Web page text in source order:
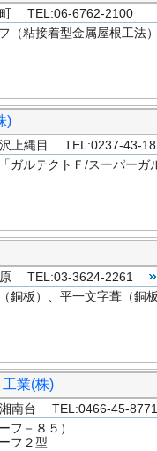
TEL:06-6762-2100
（粘接着型金属屋根工法）
)
上縄目 TEL:0237-43-
ガルテクトＦ/スーパーガ
原 TEL:03-3624-2261
銅板）、平一文字葺（銅板
業(株)
湘南台 TEL:0466-45-
フ－８５）
フ２型